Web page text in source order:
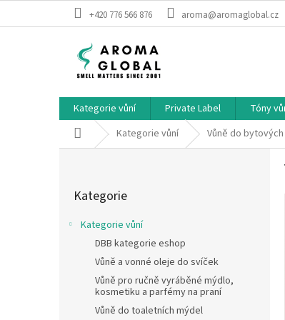
+420 776 566 876 aroma@aromaglobal.cz
Kategorie vůní Private Label Tóny
Domů Kategorie vůní Vůně do
Kategorie
Kategorie vůní
DBB kategorie eshop
Vůně a vonné oleje do svíček
Vůně pro ručně vyráběné mýdlo,
kosmetiku a parfémy na praní
Vůně do toaletních mýdel